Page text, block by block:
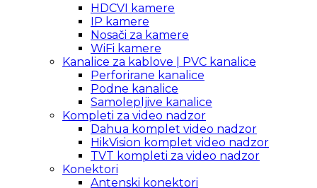
HDCVI kamere
IP kamere
Nosači za kamere
WiFi kamere
Kanalice za kablove | PVC kanalice
Perforirane kanalice
Podne kanalice
Samolepljive kanalice
Kompleti za video nadzor
Dahua komplet video nadzor
HikVision komplet video nadzor
TVT kompleti za video nadzor
Konektori
Antenski konektori